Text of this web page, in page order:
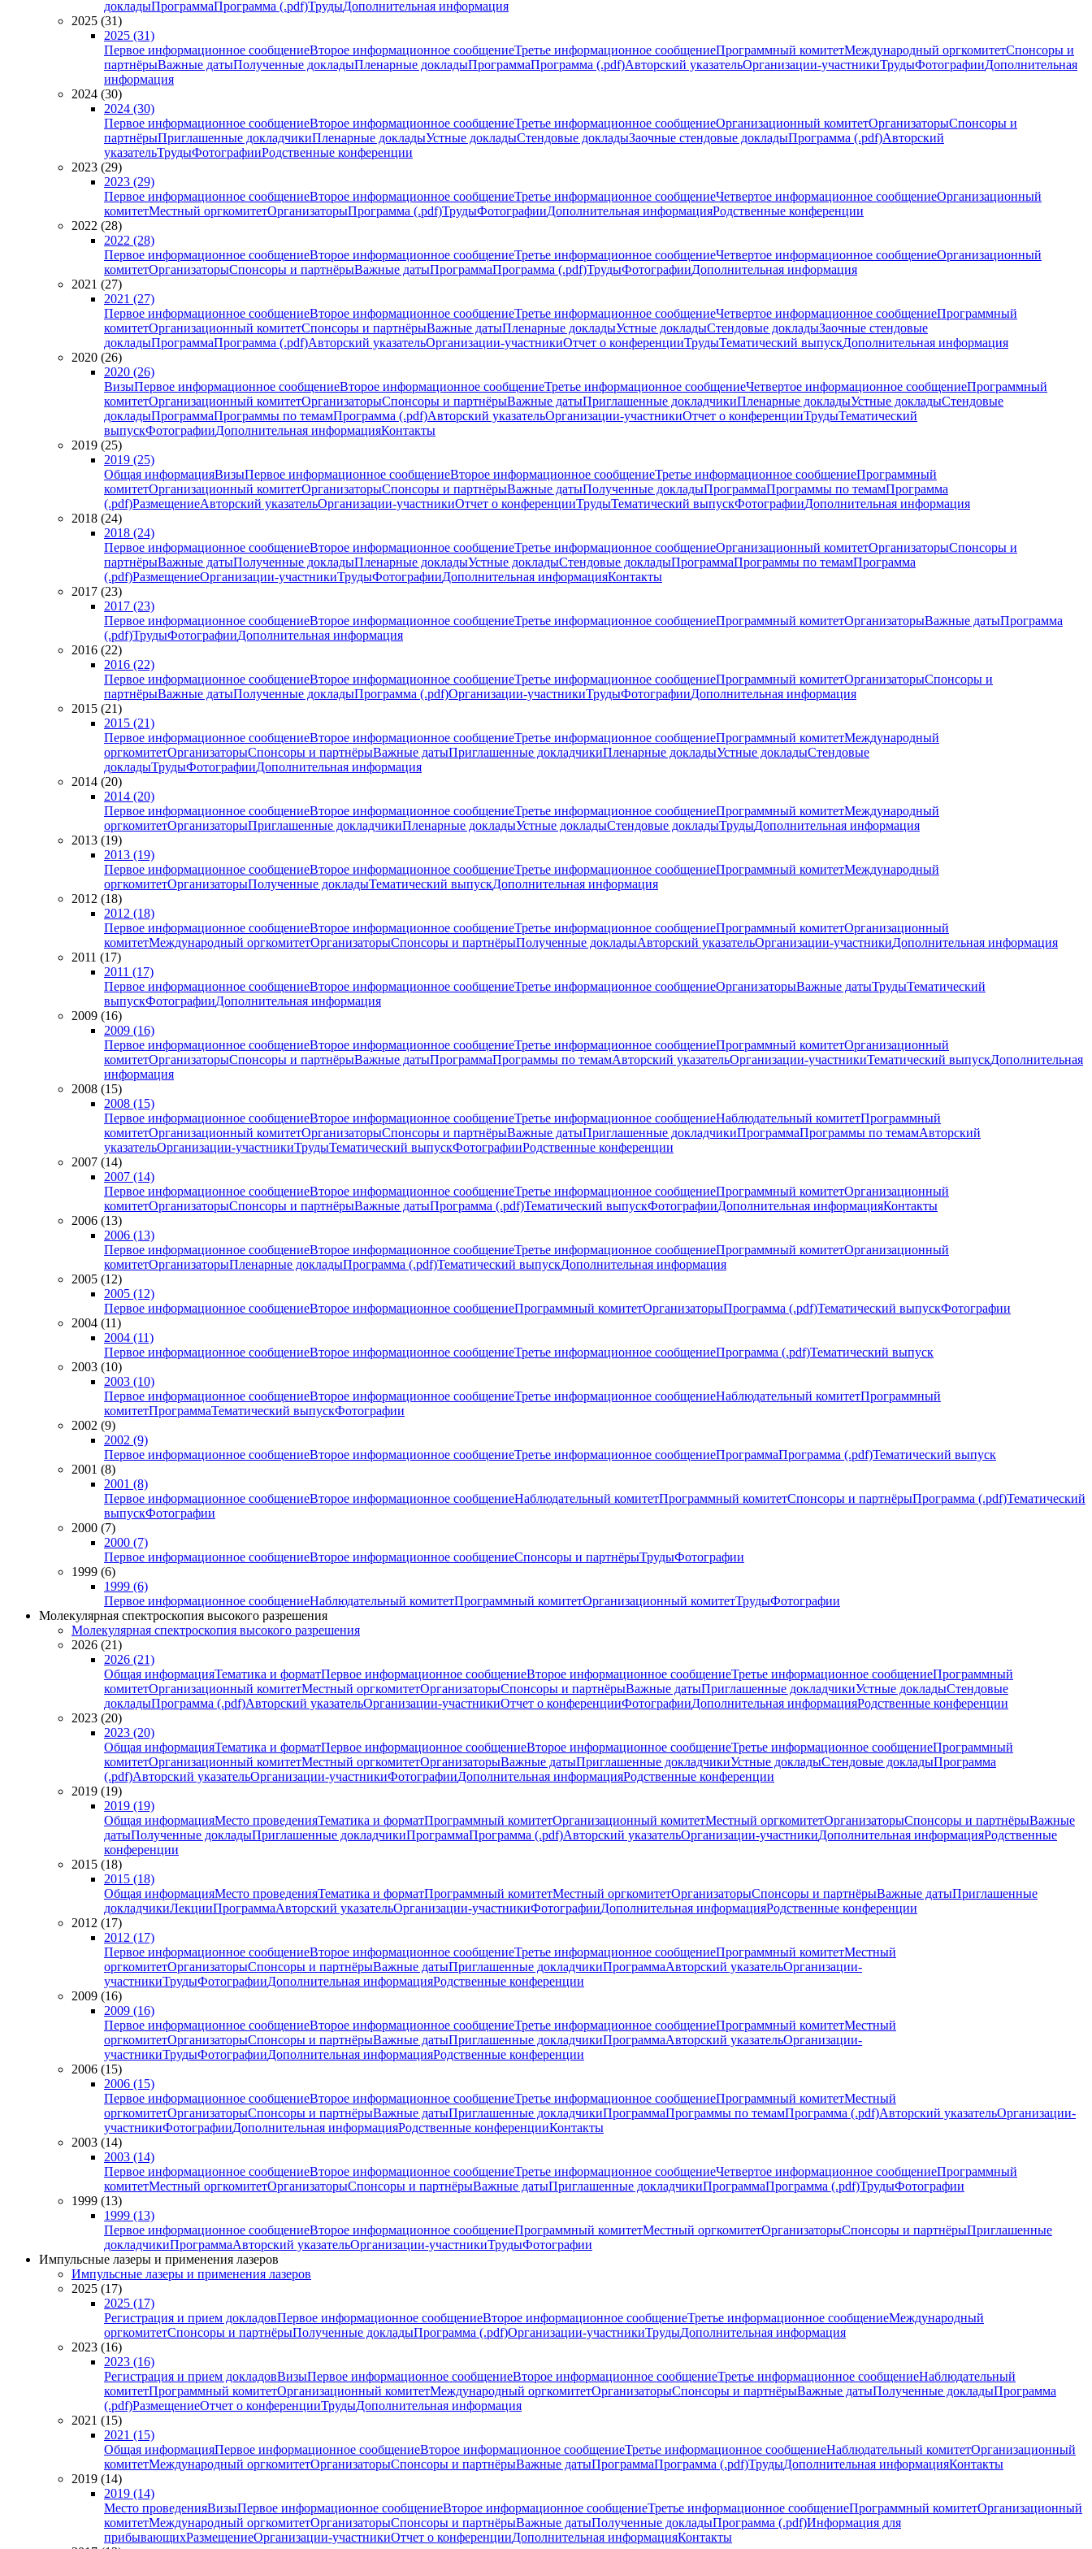
докладыПрограммаПрограмма (.pdf)ТрудыДополнительная информация
2025 (31)
2025 (31)
Первое информационное сообщениеВторое информационное сообщениеТретье информационное сообщениеПрограммный комитетМеждународный оргкомитетСпонсоры и
партнёрыВажные датыПолученные докладыПленарные докладыПрограммаПрограмма (.pdf)Авторский указательОрганизации-участникиТрудыФотографииДополнительная
информация
2024 (30)
2024 (30)
Первое информационное сообщениеВторое информационное сообщениеТретье информационное сообщениеОрганизационный комитетОрганизаторыСпонсоры и
партнёрыПриглашенные докладчикиПленарные докладыУстные докладыСтендовые докладыЗаочные стендовые докладыПрограмма (.pdf)Авторский
указательТрудыФотографииРодственные конференции
2023 (29)
2023 (29)
Первое информационное сообщениеВторое информационное сообщениеТретье информационное сообщениеЧетвертое информационное сообщениеОрганизационный
комитетМестный оргкомитетОрганизаторыПрограмма (.pdf)ТрудыФотографииДополнительная информацияРодственные конференции
2022 (28)
2022 (28)
Первое информационное сообщениеВторое информационное сообщениеТретье информационное сообщениеЧетвертое информационное сообщениеОрганизационный
комитетОрганизаторыСпонсоры и партнёрыВажные датыПрограммаПрограмма (.pdf)ТрудыФотографииДополнительная информация
2021 (27)
2021 (27)
Первое информационное сообщениеВторое информационное сообщениеТретье информационное сообщениеЧетвертое информационное сообщениеПрограммный
комитетОрганизационный комитетСпонсоры и партнёрыВажные датыПленарные докладыУстные докладыСтендовые докладыЗаочные стендовые
докладыПрограммаПрограмма (.pdf)Авторский указательОрганизации-участникиОтчет о конференцииТрудыТематический выпускДополнительная информация
2020 (26)
2020 (26)
ВизыПервое информационное сообщениеВторое информационное сообщениеТретье информационное сообщениеЧетвертое информационное сообщениеПрограммный
комитетОрганизационный комитетОрганизаторыСпонсоры и партнёрыВажные датыПриглашенные докладчикиПленарные докладыУстные докладыСтендовые
докладыПрограммаПрограммы по темамПрограмма (.pdf)Авторский указательОрганизации-участникиОтчет о конференцииТрудыТематический
выпускФотографииДополнительная информацияКонтакты
2019 (25)
2019 (25)
Общая информацияВизыПервое информационное сообщениеВторое информационное сообщениеТретье информационное сообщениеПрограммный
комитетОрганизационный комитетОрганизаторыСпонсоры и партнёрыВажные датыПолученные докладыПрограммаПрограммы по темамПрограмма
(.pdf)РазмещениеАвторский указательОрганизации-участникиОтчет о конференцииТрудыТематический выпускФотографииДополнительная информация
2018 (24)
2018 (24)
Первое информационное сообщениеВторое информационное сообщениеТретье информационное сообщениеОрганизационный комитетОрганизаторыСпонсоры и
партнёрыВажные датыПолученные докладыПленарные докладыУстные докладыСтендовые докладыПрограммаПрограммы по темамПрограмма
(.pdf)РазмещениеОрганизации-участникиТрудыФотографииДополнительная информацияКонтакты
2017 (23)
2017 (23)
Первое информационное сообщениеВторое информационное сообщениеТретье информационное сообщениеПрограммный комитетОрганизаторыВажные датыПрограмма
(.pdf)ТрудыФотографииДополнительная информация
2016 (22)
2016 (22)
Первое информационное сообщениеВторое информационное сообщениеТретье информационное сообщениеПрограммный комитетОрганизаторыСпонсоры и
партнёрыВажные датыПолученные докладыПрограмма (.pdf)Организации-участникиТрудыФотографииДополнительная информация
2015 (21)
2015 (21)
Первое информационное сообщениеВторое информационное сообщениеТретье информационное сообщениеПрограммный комитетМеждународный
оргкомитетОрганизаторыСпонсоры и партнёрыВажные датыПриглашенные докладчикиПленарные докладыУстные докладыСтендовые
докладыТрудыФотографииДополнительная информация
2014 (20)
2014 (20)
Первое информационное сообщениеВторое информационное сообщениеТретье информационное сообщениеПрограммный комитетМеждународный
оргкомитетОрганизаторыПриглашенные докладчикиПленарные докладыУстные докладыСтендовые докладыТрудыДополнительная информация
2013 (19)
2013 (19)
Первое информационное сообщениеВторое информационное сообщениеТретье информационное сообщениеПрограммный комитетМеждународный
оргкомитетОрганизаторыПолученные докладыТематический выпускДополнительная информация
2012 (18)
2012 (18)
Первое информационное сообщениеВторое информационное сообщениеТретье информационное сообщениеПрограммный комитетОрганизационный
комитетМеждународный оргкомитетОрганизаторыСпонсоры и партнёрыПолученные докладыАвторский указательОрганизации-участникиДополнительная информация
2011 (17)
2011 (17)
Первое информационное сообщениеВторое информационное сообщениеТретье информационное сообщениеОрганизаторыВажные датыТрудыТематический
выпускФотографииДополнительная информация
2009 (16)
2009 (16)
Первое информационное сообщениеВторое информационное сообщениеТретье информационное сообщениеПрограммный комитетОрганизационный
комитетОрганизаторыСпонсоры и партнёрыВажные датыПрограммаПрограммы по темамАвторский указательОрганизации-участникиТематический выпускДополнительная
информация
2008 (15)
2008 (15)
Первое информационное сообщениеВторое информационное сообщениеТретье информационное сообщениеНаблюдательный комитетПрограммный
комитетОрганизационный комитетОрганизаторыСпонсоры и партнёрыВажные датыПриглашенные докладчикиПрограммаПрограммы по темамАвторский
указательОрганизации-участникиТрудыТематический выпускФотографииРодственные конференции
2007 (14)
2007 (14)
Первое информационное сообщениеВторое информационное сообщениеТретье информационное сообщениеПрограммный комитетОрганизационный
комитетОрганизаторыСпонсоры и партнёрыВажные датыПрограмма (.pdf)Тематический выпускФотографииДополнительная информацияКонтакты
2006 (13)
2006 (13)
Первое информационное сообщениеВторое информационное сообщениеТретье информационное сообщениеПрограммный комитетОрганизационный
комитетОрганизаторыПленарные докладыПрограмма (.pdf)Тематический выпускДополнительная информация
2005 (12)
2005 (12)
Первое информационное сообщениеВторое информационное сообщениеПрограммный комитетОрганизаторыПрограмма (.pdf)Тематический выпускФотографии
2004 (11)
2004 (11)
Первое информационное сообщениеВторое информационное сообщениеТретье информационное сообщениеПрограмма (.pdf)Тематический выпуск
2003 (10)
2003 (10)
Первое информационное сообщениеВторое информационное сообщениеТретье информационное сообщениеНаблюдательный комитетПрограммный
комитетПрограммаТематический выпускФотографии
2002 (9)
2002 (9)
Первое информационное сообщениеВторое информационное сообщениеТретье информационное сообщениеПрограммаПрограмма (.pdf)Тематический выпуск
2001 (8)
2001 (8)
Первое информационное сообщениеВторое информационное сообщениеНаблюдательный комитетПрограммный комитетСпонсоры и партнёрыПрограмма (.pdf)Тематический
выпускФотографии
2000 (7)
2000 (7)
Первое информационное сообщениеВторое информационное сообщениеСпонсоры и партнёрыТрудыФотографии
1999 (6)
1999 (6)
Первое информационное сообщениеНаблюдательный комитетПрограммный комитетОрганизационный комитетТрудыФотографии
Молекулярная спектроскопия высокого разрешения
Молекулярная спектроскопия высокого разрешения
2026 (21)
2026 (21)
Общая информацияТематика и форматПервое информационное сообщениеВторое информационное сообщениеТретье информационное сообщениеПрограммный
комитетОрганизационный комитетМестный оргкомитетОрганизаторыСпонсоры и партнёрыВажные датыПриглашенные докладчикиУстные докладыСтендовые
докладыПрограмма (.pdf)Авторский указательОрганизации-участникиОтчет о конференцииФотографииДополнительная информацияРодственные конференции
2023 (20)
2023 (20)
Общая информацияТематика и форматПервое информационное сообщениеВторое информационное сообщениеТретье информационное сообщениеПрограммный
комитетОрганизационный комитетМестный оргкомитетОрганизаторыВажные датыПриглашенные докладчикиУстные докладыСтендовые докладыПрограмма
(.pdf)Авторский указательОрганизации-участникиФотографииДополнительная информацияРодственные конференции
2019 (19)
2019 (19)
Общая информацияМесто проведенияТематика и форматПрограммный комитетОрганизационный комитетМестный оргкомитетОрганизаторыСпонсоры и партнёрыВажные
датыПолученные докладыПриглашенные докладчикиПрограммаПрограмма (.pdf)Авторский указательОрганизации-участникиДополнительная информацияРодственные
конференции
2015 (18)
2015 (18)
Общая информацияМесто проведенияТематика и форматПрограммный комитетМестный оргкомитетОрганизаторыСпонсоры и партнёрыВажные датыПриглашенные
докладчикиЛекцииПрограммаАвторский указательОрганизации-участникиФотографииДополнительная информацияРодственные конференции
2012 (17)
2012 (17)
Первое информационное сообщениеВторое информационное сообщениеТретье информационное сообщениеПрограммный комитетМестный
оргкомитетОрганизаторыСпонсоры и партнёрыВажные датыПриглашенные докладчикиПрограммаАвторский указательОрганизации-
участникиТрудыФотографииДополнительная информацияРодственные конференции
2009 (16)
2009 (16)
Первое информационное сообщениеВторое информационное сообщениеТретье информационное сообщениеПрограммный комитетМестный
оргкомитетОрганизаторыСпонсоры и партнёрыВажные датыПриглашенные докладчикиПрограммаАвторский указательОрганизации-
участникиТрудыФотографииДополнительная информацияРодственные конференции
2006 (15)
2006 (15)
Первое информационное сообщениеВторое информационное сообщениеТретье информационное сообщениеПрограммный комитетМестный
оргкомитетОрганизаторыСпонсоры и партнёрыВажные датыПриглашенные докладчикиПрограммаПрограммы по темамПрограмма (.pdf)Авторский указательОрганизации-
участникиФотографииДополнительная информацияРодственные конференцииКонтакты
2003 (14)
2003 (14)
Первое информационное сообщениеВторое информационное сообщениеТретье информационное сообщениеЧетвертое информационное сообщениеПрограммный
комитетМестный оргкомитетОрганизаторыСпонсоры и партнёрыВажные датыПриглашенные докладчикиПрограммаПрограмма (.pdf)ТрудыФотографии
1999 (13)
1999 (13)
Первое информационное сообщениеВторое информационное сообщениеПрограммный комитетМестный оргкомитетОрганизаторыСпонсоры и партнёрыПриглашенные
докладчикиПрограммаАвторский указательОрганизации-участникиТрудыФотографии
Импульсные лазеры и применения лазеров
Импульсные лазеры и применения лазеров
2025 (17)
2025 (17)
Регистрация и прием докладовПервое информационное сообщениеВторое информационное сообщениеТретье информационное сообщениеМеждународный
оргкомитетСпонсоры и партнёрыПолученные докладыПрограмма (.pdf)Организации-участникиТрудыДополнительная информация
2023 (16)
2023 (16)
Регистрация и прием докладовВизыПервое информационное сообщениеВторое информационное сообщениеТретье информационное сообщениеНаблюдательный
комитетПрограммный комитетОрганизационный комитетМеждународный оргкомитетОрганизаторыСпонсоры и партнёрыВажные датыПолученные докладыПрограмма
(.pdf)РазмещениеОтчет о конференцииТрудыДополнительная информация
2021 (15)
2021 (15)
Общая информацияПервое информационное сообщениеВторое информационное сообщениеТретье информационное сообщениеНаблюдательный комитетОрганизационный
комитетМеждународный оргкомитетОрганизаторыСпонсоры и партнёрыВажные датыПрограммаПрограмма (.pdf)ТрудыДополнительная информацияКонтакты
2019 (14)
2019 (14)
Место проведенияВизыПервое информационное сообщениеВторое информационное сообщениеТретье информационное сообщениеПрограммный комитетОрганизационный
комитетМеждународный оргкомитетОрганизаторыСпонсоры и партнёрыВажные датыПолученные докладыПрограмма (.pdf)Информация для
прибывающихРазмещениеОрганизации-участникиОтчет о конференцииДополнительная информацияКонтакты